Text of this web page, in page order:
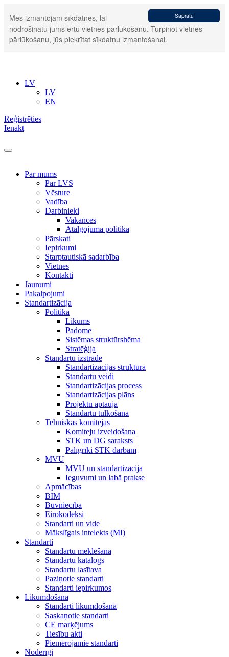
Sapratu
Mēs izmantojam sīkdatnes, lai
nodrošinātu jums ērtu vietnes pārlūkošanu. Turpinot vietnes
pārlūkošanu, jūs piekrītat sīkdatņu izmantošanai.
LV
LV
EN
Reģistrēties
Ienākt
Par mums
Par LVS
Vēsture
Vadība
Darbinieki
Vakances
Atalgojuma politika
Pārskati
Iepirkumi
Starptautiskā sadarbība
Vietnes
Kontakti
Jaunumi
Pakalpojumi
Standartizācija
Politika
Likums
Padome
Sistēmas struktūrshēma
Stratēģija
Standartu izstrāde
Standartizācijas struktūra
Standartu veidi
Standartizācijas process
Standartizācijas plāns
Projektu aptauja
Standartu tulkošana
Tehniskās komitejas
Komiteju izveidošana
STK un DG saraksts
Palīgrīki STK darbam
MVU
MVU un standartizācija
Ieguvumi un labā prakse
Apmācības
BIM
Būvniecība
Eirokodeksi
Standarti un vide
Mākslīgais intelekts (MI)
Standarti
Standartu meklēšana
Standartu katalogs
Standartu lasītava
Paziņotie standarti
Standarti iepirkumos
Likumdošana
Standarti likumdošanā
Saskaņotie standarti
CE marķējums
Tiesību akti
Piemērojamie standarti
Noderīgi